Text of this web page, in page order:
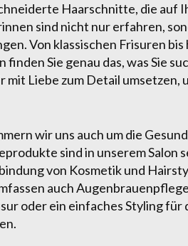
Haarschnitte, die auf
sind nicht nur erfahren,
Von klassischen Frisuren
finden Sie genau das, was Sie
mit Liebe zum Detail umsetzen,
wir uns auch um die
sind in unserem Salon
von Kosmetik und
auch
oder ein einfaches Styling